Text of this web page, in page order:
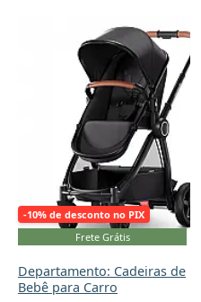
-10% de desconto no PIX
Frete Grátis
Departamento: Cadeiras de
Bebê para Carro